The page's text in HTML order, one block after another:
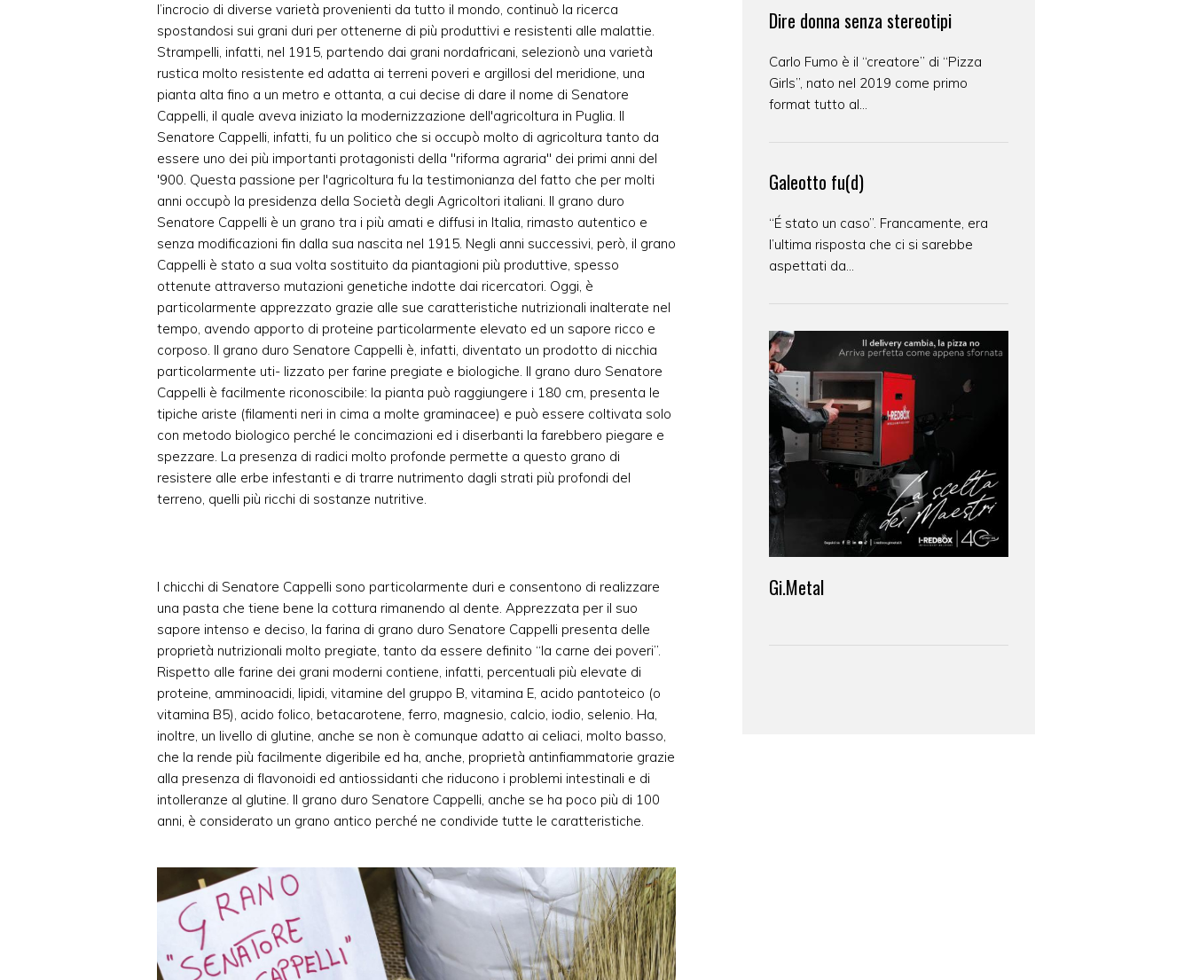
l’incrocio di diverse varietà provenienti da tutto il mondo, continuò la ricerca
spostandosi sui grani duri per ottenerne di più produttivi e resistenti alle malattie.
Strampelli, infatti, nel 1915, partendo dai grani nordafricani, selezionò una varietà
rustica molto resistente ed adatta ai terreni poveri e argillosi del meridione, una
pianta alta fino a un metro e ottanta, a cui decise di dare il nome di Senatore
Cappelli, il quale aveva iniziato la modernizzazione dell'agricoltura in Puglia. Il
Senatore Cappelli, infatti, fu un politico che si occupò molto di agricoltura tanto da
essere uno dei più importanti protagonisti della "riforma agraria" dei primi anni del
'900. Questa passione per l'agricoltura fu la testimonianza del fatto che per molti
anni occupò la presidenza della Società degli Agricoltori italiani. Il grano duro
Senatore Cappelli è un grano tra i più amati e diffusi in Italia, rimasto autentico e
senza modificazioni fin dalla sua nascita nel 1915. Negli anni successivi, però, il grano
Cappelli è stato a sua volta sostituito da piantagioni più produttive, spesso
ottenute attraverso mutazioni genetiche indotte dai ricercatori. Oggi, è
particolarmente apprezzato grazie alle sue caratteristiche nutrizionali inalterate nel
tempo, avendo apporto di proteine particolarmente elevato ed un sapore ricco e
corposo. Il grano duro Senatore Cappelli è, infatti, diventato un prodotto di nicchia
particolarmente uti- lizzato per farine pregiate e biologiche. Il grano duro Senatore
Cappelli è facilmente riconoscibile: la pianta può raggiungere i 180 cm, presenta le
tipiche ariste (filamenti neri in cima a molte graminacee) e può essere coltivata solo
con metodo biologico perché le concimazioni ed i diserbanti la farebbero piegare e
spezzare. La presenza di radici molto profonde permette a questo grano di
resistere alle erbe infestanti e di trarre nutrimento dagli strati più profondi del
terreno, quelli più ricchi di sostanze nutritive.
I chicchi di Senatore Cappelli sono particolarmente duri e consentono di realizzare
una pasta che tiene bene la cottura rimanendo al dente. Apprezzata per il suo
sapore intenso e deciso, la farina di grano duro Senatore Cappelli presenta delle
proprietà nutrizionali molto pregiate, tanto da essere definito “la carne dei poveri”.
Rispetto alle farine dei grani moderni contiene, infatti, percentuali più elevate di
proteine, amminoacidi, lipidi, vitamine del gruppo B, vitamina E, acido pantoteico (o
vitamina B5), acido folico, betacarotene, ferro, magnesio, calcio, iodio, selenio. Ha,
inoltre, un livello di glutine, anche se non è comunque adatto ai celiaci, molto basso,
che la rende più facilmente digeribile ed ha, anche, proprietà antinfiammatorie grazie
alla presenza di flavonoidi ed antiossidanti che riducono i problemi intestinali e di
intolleranze al glutine. Il grano duro Senatore Cappelli, anche se ha poco più di 100
anni, è considerato un grano antico perché ne condivide tutte le caratteristiche.
Dire donna senza stereotipi
Carlo Fumo è il “creatore” di “Pizza
Girls”, nato nel 2019 come primo
format tutto al...
Galeotto fu(d)
“É stato un caso”. Francamente, era
l’ultima risposta che ci si sarebbe
aspettati da...
Gi.Metal